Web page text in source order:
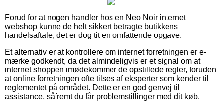
Forud for at nogen handler hos en Neo Noir internet
webshop kunne de helt sikkert betragte butikkens
handelsaftale, det er dog tit en omfattende opgave.
Et alternativ er at kontrollere om internet forretningen er e-
mærke godkendt, da det almindeligvis er et signal om at
internet shoppen imødekommer de opstillede regler, foruden
at online forretningen ofte tilses af eksperter som kender til
reglementet på området. Dette er en god genvej til
assistance, såfremt du får problemstillinger med dit køb.